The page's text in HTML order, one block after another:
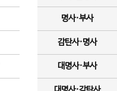
명사·부사
감탄사·명사
대명사·부사